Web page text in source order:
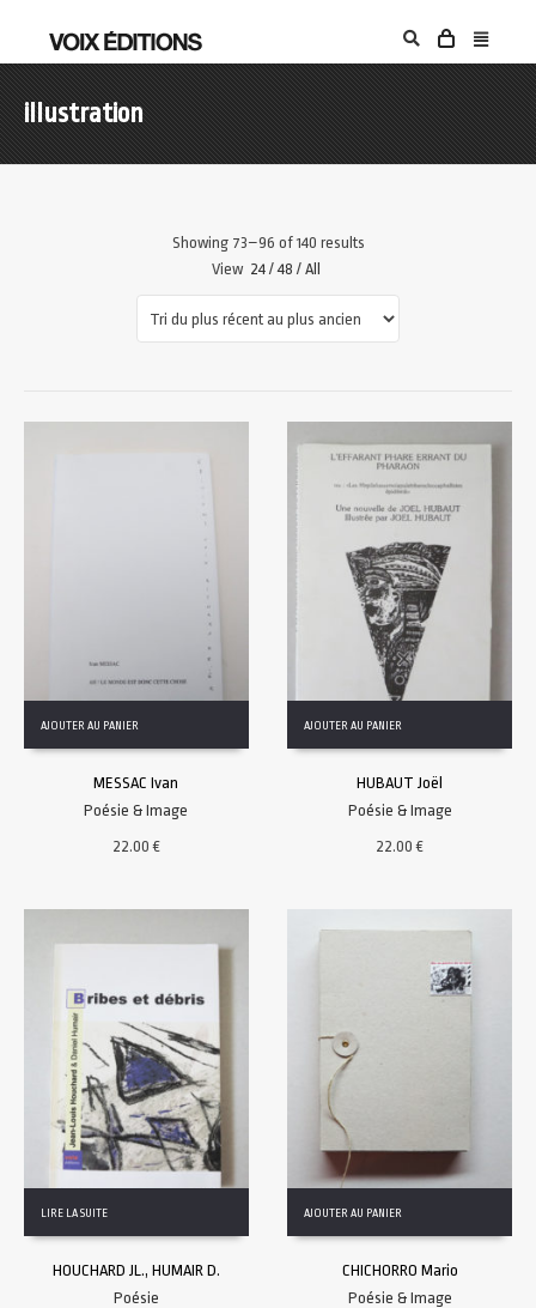
illustration
Showing 73–96 of 140 results
View 24 / 48 / All
AJOUTER AU PANIER
MESSAC Ivan
Poésie & Image
22.00€
AJOUTER AU PANIER
HUBAUT Joël
Poésie & Image
22.00€
LIRE LA SUITE
HOUCHARD JL., HUMAIR D.
Poésie
AJOUTER AU PANIER
CHICHORRO Mario
Poésie & Image